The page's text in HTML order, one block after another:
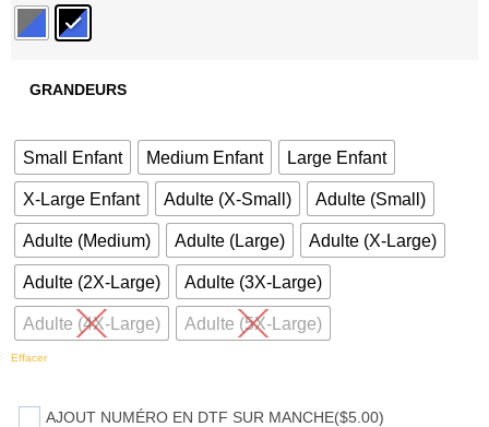
GRANDEURS
Small Enfant Medium Enfant Large Enfant
X-Large Enfant Adulte (X-Small) Adulte (Small)
Adulte (Medium) Adulte (Large) Adulte (X-Large)
Adulte (2X-Large) Adulte (3X-Large)
Adulte (4X-Large) Adulte (5X-Large)
Effacer
AJOUT NUMÉRO EN DTF SUR MANCHE($5.00)